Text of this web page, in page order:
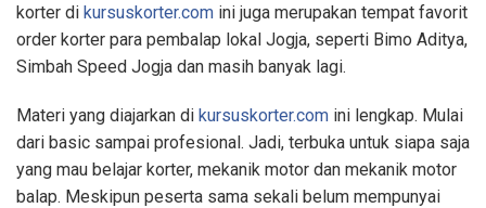
korter di kursuskorter.com ini juga merupakan tempat favorit
order korter para pembalap lokal Jogja, seperti Bimo Aditya,
Simbah Speed Jogja dan masih banyak lagi.
Materi yang diajarkan di kursuskorter.com ini lengkap. Mulai
dari basic sampai profesional. Jadi, terbuka untuk siapa saja
yang mau belajar korter, mekanik motor dan mekanik motor
balap. Meskipun peserta sama sekali belum mempunyai